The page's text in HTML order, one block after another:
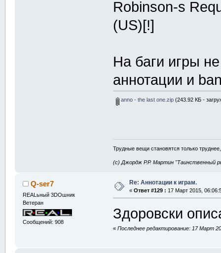
Robinson-s
(US)[!]
На баги игры
аннотации и
anno - the last one.zip(243.92 КБ -
Трудные вещи становятся только
(с) Джордж Р.Р. Мартин "Таинственный
Q-ser7
REALьный 3DOшник
Ветеран
Сообщений: 908
Re: Аннотации к играм.
« Ответ #129 : 17 Март 2015,
Здоровски
«Последнее редактирование: 17 Март